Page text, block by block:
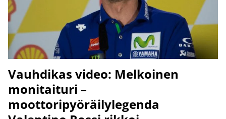
Vauhdikas video: Melkoinen
monitaituri –
moottoripyöräilylegenda